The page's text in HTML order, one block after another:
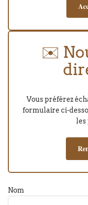
✉️
Vous préférez
formulaire ci-
les
Nom